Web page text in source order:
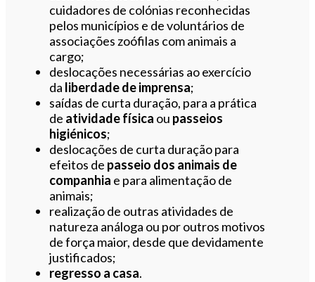
cuidadores de colónias reconhecidas
pelos municípios e de voluntários de
associações zoófilas com animais a
cargo;
deslocações necessárias ao exercício
da liberdade de imprensa;
saídas de curta duração, para a prática
de atividade física ou passeios
higiénicos;
deslocações de curta duração para
efeitos de passeio dos animais de
companhia e para alimentação de
animais;
realização de outras atividades de
natureza análoga ou por outros motivos
de força maior, desde que devidamente
justificados;
regresso a casa.